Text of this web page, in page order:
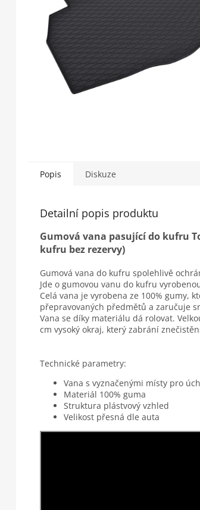
Popis Diskuze
Detailní popis produktu
Gumová vana pasující do kufru
kufru bez rezervy)
Gumová vana do kufru spolehlivě
Jde o gumovou vanu do kufru
Celá vana je vyrobena ze 100% gumy,
přepravovaných předmětů a zaručuje
Vana se díky materiálu dá rolovat.
cm vysoký okraj, který zabrání
Technické parametry:
Vana s vyznačenými místy pro
Materiál 100% guma
Struktura plástvový vzhled
Velikost přesná dle auta